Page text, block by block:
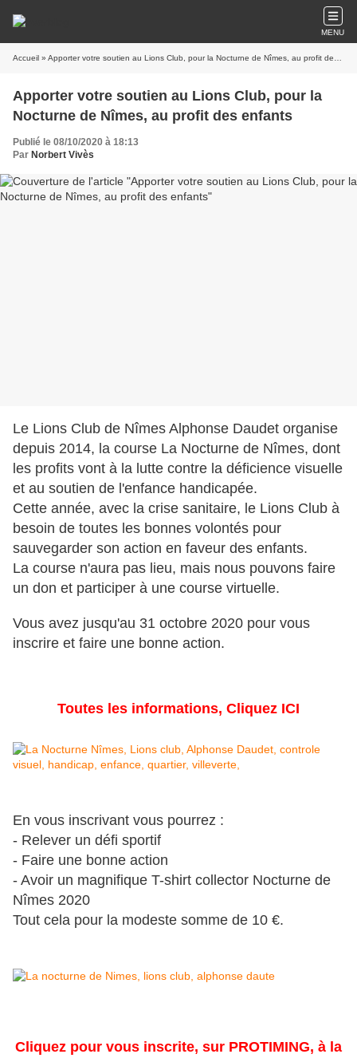
MENU
Accueil » Apporter votre soutien au Lions Club, pour la Nocturne de Nîmes, au profit des enfants
Apporter votre soutien au Lions Club, pour la
Nocturne de Nîmes, au profit des enfants
Publié le 08/10/2020 à 18:13
Par Norbert Vivès
Le Lions Club de Nîmes Alphonse Daudet organise
depuis 2014, la course La Nocturne de Nîmes, dont
les profits vont à la lutte contre la déficience visuelle
et au soutien de l'enfance handicapée.
Cette année, avec la crise sanitaire, le Lions Club à
besoin de toutes les bonnes volontés pour
sauvegarder son action en faveur des enfants.
La course n'aura pas lieu, mais nous pouvons faire
un don et participer à une course virtuelle.
Vous avez jusqu'au 31 octobre 2020 pour vous
inscrire et faire une bonne action.
Toutes les informations, Cliquez ICI
En vous inscrivant vous pourrez :
- Relever un défi sportif
- Faire une bonne action
- Avoir un magnifique T-shirt collector Nocturne de
Nîmes 2020
Tout cela pour la modeste somme de 10 €.
Cliquez pour vous inscrite, sur PROTIMING, à la